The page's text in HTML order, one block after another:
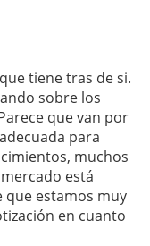
tiene tras de si.
sobre los
que van por
para
muchos
está
que estamos muy
en cuanto